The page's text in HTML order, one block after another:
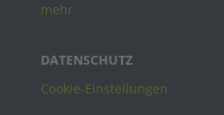
mehr
DATENSCHUTZ
Cookie-Einstellungen